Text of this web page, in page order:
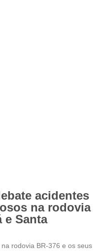
acidentes
na rodovia
e Santa
rodovia BR-376 e os seus